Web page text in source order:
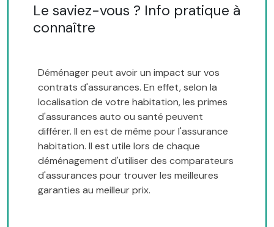
Le saviez-vous ? Info pratique à
connaître
Déménager peut avoir un impact sur vos
contrats d'assurances. En effet, selon la
localisation de votre habitation, les primes
d'assurances auto ou santé peuvent
différer. Il en est de même pour l'assurance
habitation. Il est utile lors de chaque
déménagement d'utiliser des comparateurs
d'assurances pour trouver les meilleures
garanties au meilleur prix.